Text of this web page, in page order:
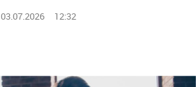
03.07.2026 12:32